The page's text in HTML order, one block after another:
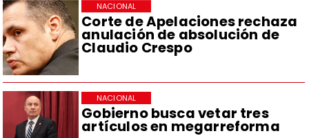
Corte de Apelaciones rechaza
anulación de absolución de
Claudio Crespo
NACIONAL
Gobierno busca vetar tres
artículos en megarreforma
NACIONAL